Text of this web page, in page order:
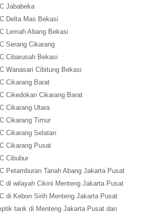
Jababeka
Delta Mas Bekasi
Lemah Abang Bekasi
Serang Cikarang
Cibarusah Bekasi
Wanasari Cibitung Bekasi
Cikarang Barat
Cikedokan Cikarang Barat
Cikarang Utara
Cikarang Timur
Cikarang Selatan
Cikarang Pusat
Cibubur
Petamburan Tanah Abang Jakarta Pusat
di wilayah Cikini Menteng Jakarta Pusat
di Kebon Sirih Menteng Jakarta Pusat
tank di Menteng Jakarta Pusat dan